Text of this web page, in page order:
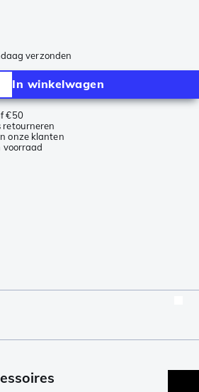
verzonden
In winkelwagen
€50
retourneren
onze klanten
voorraad